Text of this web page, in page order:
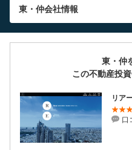
東・仲会社情報
東・仲
この不動産投
リア
口